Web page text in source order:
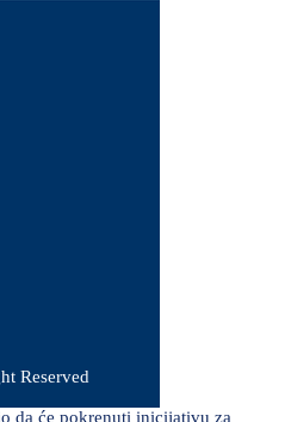
Reserved
da će pokrenuti inicijativu za